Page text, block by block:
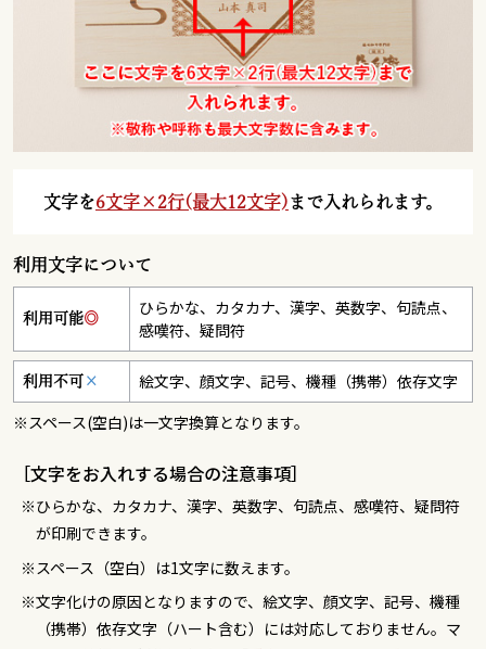
文字を6文字×2行(最大12文字)まで入れられます。
利用文字について
利用可能◎
ひらかな、カタカナ、漢字、英数字、句読点、
感嘆符、疑問符
利用不可 ×
絵文字、顔文字、記号、機種（携帯）依存文字
※スペース(空白)は一文字換算となります。
［文字をお入れする場合の注意事項］
ひらかな、カタカナ、漢字、英数字、句読点、感嘆符、疑問符
が印刷できます。
スペース（空白）は1文字に数えます。
文字化けの原因となりますので、絵文字、顔文字、記号、機種
（携帯）依存文字（ハート含む）には対応しておりません。マ